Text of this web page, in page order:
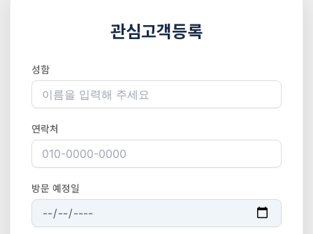
관심고객등록
성함
연락처
방문 예정일